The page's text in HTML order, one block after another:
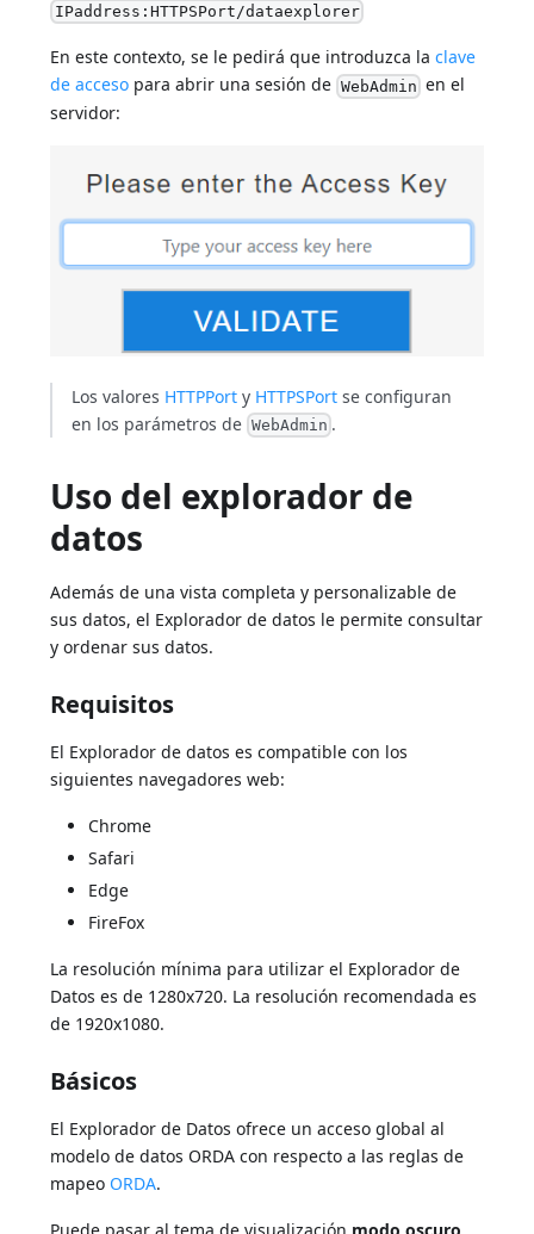
IPaddress:HTTPSPort/dataexplorer
En este contexto, se le pedirá que introduzca laclave
de acceso para abrir una sesión de WebAdmin en el
servidor:
Los valores HTTPPort y HTTPSPort se configuran
en los parámetros de WebAdmin .
Uso del explorador de
datos
Además de una vista completa y personalizable de
sus datos, el Explorador de datos le permite consultar
y ordenar sus datos.
Requisitos
El Explorador de datos es compatible con los
siguientes navegadores web:
Chrome
Safari
Edge
FireFox
La resolución mínima para utilizar el Explorador de
Datos es de 1280x720. La resolución recomendada es
de 1920x1080.
Básicos
El Explorador de Datos ofrece un acceso global al
modelo de datos ORDA con respecto a las reglas de
mapeo ORDA.